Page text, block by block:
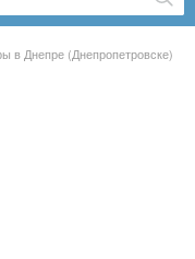
в Днепре (Днепропетровске)